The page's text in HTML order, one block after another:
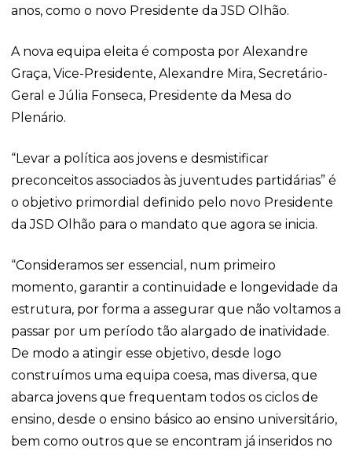
anos, como o novo Presidente da JSD Olhão.
A nova equipa eleita é composta por Alexandre
Graça, Vice-Presidente, Alexandre Mira, Secretário-
Geral e Júlia Fonseca, Presidente da Mesa do
Plenário.
“Levar a política aos jovens e desmistificar
preconceitos associados às juventudes partidárias” é
o objetivo primordial definido pelo novo Presidente
da JSD Olhão para o mandato que agora se inicia.
“Consideramos ser essencial, num primeiro
momento, garantir a continuidade e longevidade da
estrutura, por forma a assegurar que não voltamos a
passar por um período tão alargado de inatividade.
De modo a atingir esse objetivo, desde logo
construímos uma equipa coesa, mas diversa, que
abarca jovens que frequentam todos os ciclos de
ensino, desde o ensino básico ao ensino universitário,
bem como outros que se encontram já inseridos no